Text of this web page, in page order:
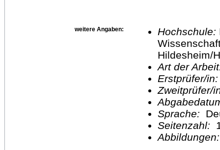
weitere Angaben: Hochschule:
Hildesheim/
Art der
Erstprüfer/
Sprache:
Seitenzahl: